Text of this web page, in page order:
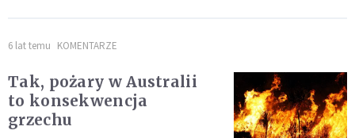
6 lat temu KOMENTARZE
Tak, pożary w Australii
to konsekwencja
grzechu